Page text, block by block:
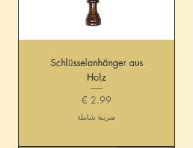
Schlüsselanhänger aus
Holz
السعر
ضريبة شاملة